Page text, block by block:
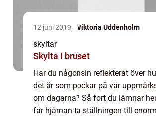
12 juni 2019 Viktoria Uddenholm
skyltar
Skylta i bruset
Har du någonsin reflekterat över
det är som pockar på vår
om dagarna? Så fort du lämnar
får hjärnan ta ställningen till